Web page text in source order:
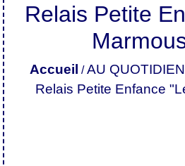
Relais Petite
Accueil /AU QUOTIDIEN
Relais Petite Enfance